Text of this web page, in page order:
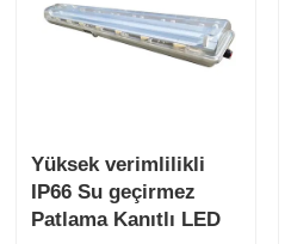
Yüksek verimlilikli
IP66 Su geçirmez
Patlama Kanıtlı LED